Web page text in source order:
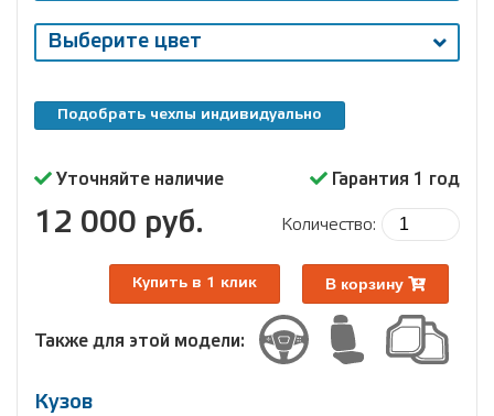
Выберите цвет
Подобрать чехлы индивидуально
Кузов
Уточняйте наличие Гарантия 1 год
12 000 руб. Количество:
Купить в 1 клик В корзину
Также для этой модели: